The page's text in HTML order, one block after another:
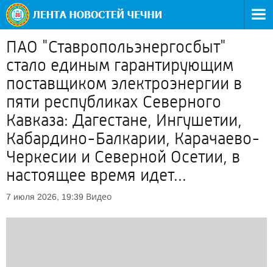
ПАО "Ставропольэнергосбыт"
стало единым гарантирующим
поставщиком электроэнергии в
пяти республиках Северного
Кавказа: Дагестане, Ингушетии,
Кабардино-Балкарии, Карачаево-
Черкесии и Северной Осетии, в
настоящее время идет...
7 июля 2026, 19:39 Видео